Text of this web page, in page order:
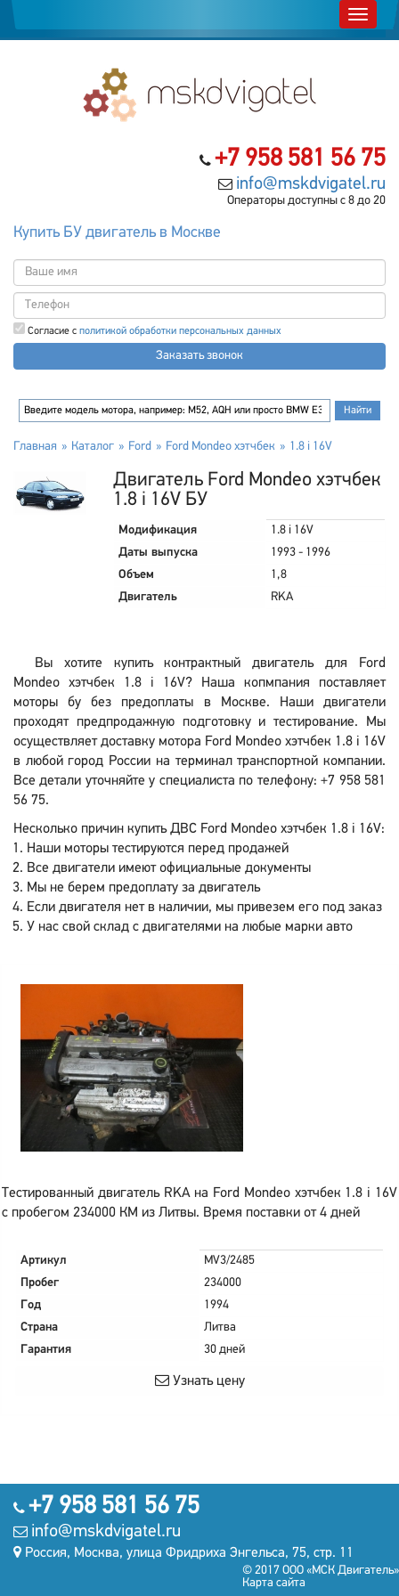
+7 958 581 56 75
info@mskdvigatel.ru
Операторы доступны с 8 до 20
Купить БУ двигатель в Москве
Согласие с политикой обработки персональных данных
Заказать звонок
Главная Каталог Ford Ford Mondeo хэтчбек 1.8 i 16V
Двигатель Ford Mondeo хэтчбек
1.8 i 16V БУ
Модификация
1.8 i 16V
Даты выпуска
1993 - 1996
Объем
1,8
Двигатель
RKA
Вы хотите купить контрактный двигатель для Ford
Mondeo хэтчбек 1.8 i 16V? Наша копмпания поставляет
моторы бу без предоплаты в Москве. Наши двигатели
проходят предпродажную подготовку и тестирование. Мы
осуществляет доставку мотора Ford Mondeo хэтчбек 1.8 i 16V
в любой город России на терминал транспортной компании.
Все детали уточняйте у специалиста по телефону: +7 958 581
56 75.
Несколько причин купить ДВС Ford Mondeo хэтчбек 1.8 i 16V:
Наши моторы тестируются перед продажей
Все двигатели имеют официальные документы
Мы не берем предоплату за двигатель
Если двигателя нет в наличии, мы привезем его под заказ
У нас свой склад с двигателями на любые марки авто
Тестированный двигатель RKA на Ford Mondeo хэтчбек 1.8 i 16V
с пробегом 234000 КМ из Литвы. Время поставки от 4 дней
Артикул
MV3/2485
Пробег
234000
Год
1994
Страна
Литва
Гарантия
30 дней
Узнать цену
+7 958 581 56 75
info@mskdvigatel.ru
Россия, Москва, улица Фридриха Энгельса, 75, стр. 11
© 2017 ООО «МСК Двигатель»
Карта сайта